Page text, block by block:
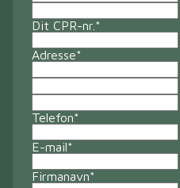
Dit CPR-nr. *
Adresse*
Telefon*
E-mail*
Firmanavn*